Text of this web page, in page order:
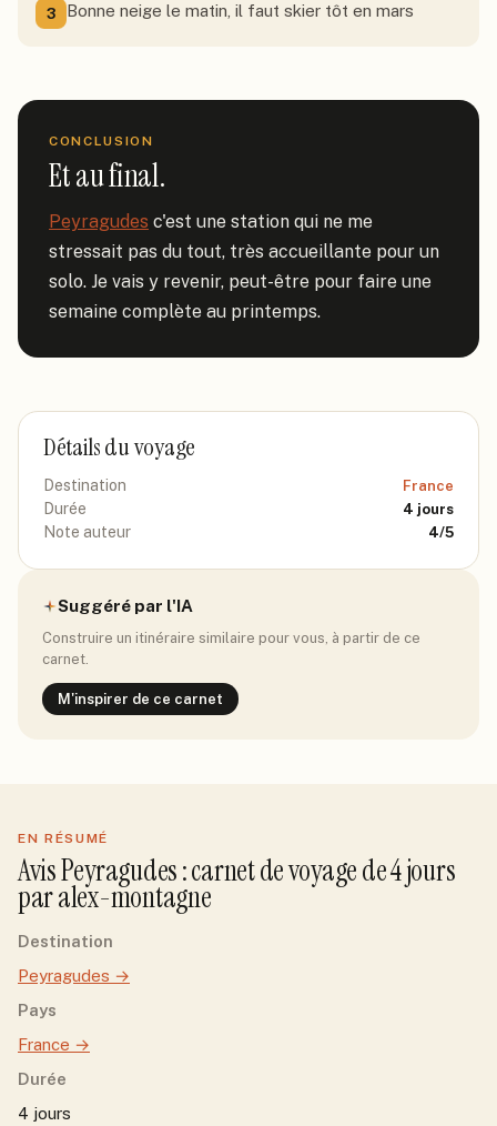
3 Bonne neige le matin, il faut skier tôt en mars
CONCLUSION
Et au final.
Peyragudes c'est une station qui ne me
stressait pas du tout, très accueillante pour un
solo. Je vais y revenir, peut-être pour faire une
semaine complète au printemps.
Détails du voyage
Destination France
Durée 4 jours
Note auteur 4/5
Suggéré par l'IA
Construire un itinéraire similaire pour vous, à partir de ce
carnet.
M'inspirer de ce carnet
EN RÉSUMÉ
AvisPeyragudes: carnet de voyage de4jours
paralex-montagne
Destination
Peyragudes →
Pays
France →
Durée
4 jours